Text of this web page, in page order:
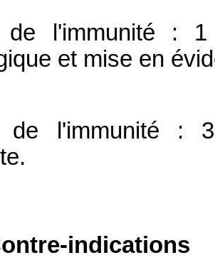
de l'immunité : 1
et mise en
de l'immunité :
indications